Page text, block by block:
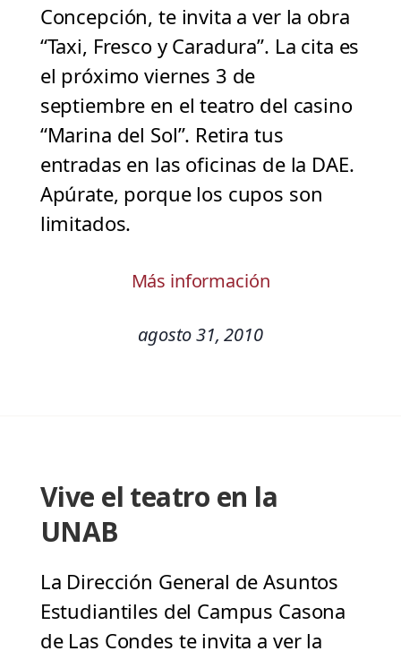
Concepción, te invita a ver la obra
“Taxi, Fresco y Caradura”. La cita es
el próximo viernes 3 de
septiembre en el teatro del casino
“Marina del Sol”. Retira tus
entradas en las oficinas de la DAE.
Apúrate, porque los cupos son
limitados.
Más información
agosto 31, 2010
Vive el teatro en la
UNAB
La Dirección General de Asuntos
Estudiantiles del Campus Casona
de Las Condes te invita a ver la